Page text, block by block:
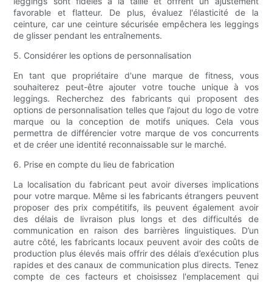
favorable et flatteur. De plus, évaluez l'élasticité de la
ceinture, car une ceinture sécurisée empêchera les leggings
de glisser pendant les entraînements.
5. Considérer les options de personnalisation
En tant que propriétaire d'une marque de fitness, vous
souhaiterez peut-être ajouter votre touche unique à vos
leggings. Recherchez des fabricants qui proposent des
options de personnalisation telles que l’ajout du logo de votre
marque ou la conception de motifs uniques. Cela vous
permettra de différencier votre marque de vos concurrents
et de créer une identité reconnaissable sur le marché.
6. Prise en compte du lieu de fabrication
La localisation du fabricant peut avoir diverses implications
pour votre marque. Même si les fabricants étrangers peuvent
proposer des prix compétitifs, ils peuvent également avoir
des délais de livraison plus longs et des difficultés de
communication en raison des barrières linguistiques. D’un
autre côté, les fabricants locaux peuvent avoir des coûts de
production plus élevés mais offrir des délais d’exécution plus
rapides et des canaux de communication plus directs. Tenez
compte de ces facteurs et choisissez l'emplacement qui